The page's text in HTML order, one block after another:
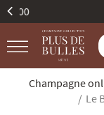
Beste
Champagne
Le